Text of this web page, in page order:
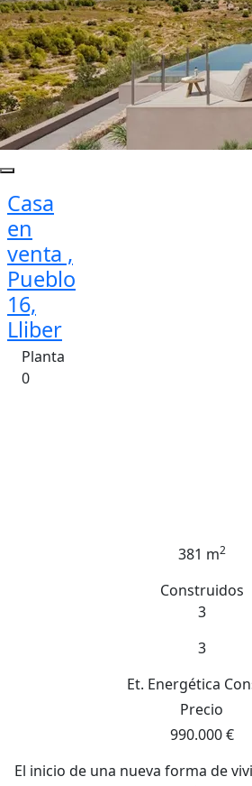
Casa
en
venta ,
Pueblo
16,
Lliber
Planta
0
381 m2
Construidos
3
3
Et. Energética
Precio
990.000 €
El inicio de una nueva forma de